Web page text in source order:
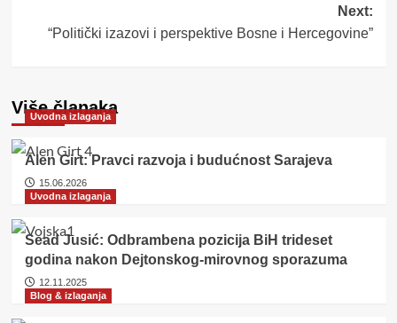
Next:
“Politički izazovi i perspektive Bosne i Hercegovine”
Više članaka
Uvodna izlaganja
Alen Girt: Pravci razvoja i budućnost Sarajeva
15.06.2026
Uvodna izlaganja
Sead Jusić: Odbrambena pozicija BiH trideset
godina nakon Dejtonskog-mirovnog sporazuma
12.11.2025
Blog & izlaganja